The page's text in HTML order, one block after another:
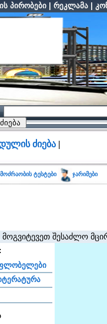
პირობები რეკლამა
ძიება |
ტესტები ჯარიმები
შესაძლო მცირე